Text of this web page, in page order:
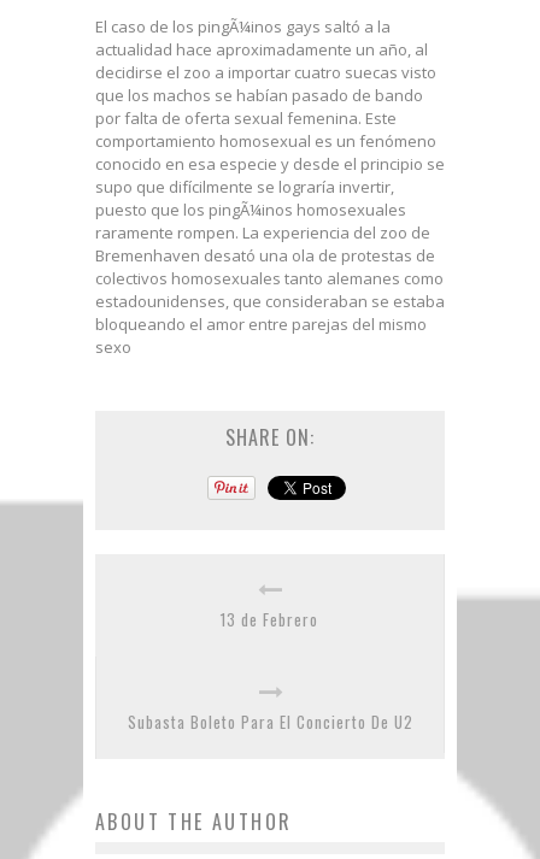
El caso de los pingÃ¼inos gays saltó a la
actualidad hace aproximadamente un año, al
decidirse el zoo a importar cuatro suecas visto
que los machos se habían pasado de bando
por falta de oferta sexual femenina. Este
comportamiento homosexual es un fenómeno
conocido en esa especie y desde el principio se
supo que difícilmente se lograría invertir,
puesto que los pingÃ¼inos homosexuales
raramente rompen. La experiencia del zoo de
Bremenhaven desató una ola de protestas de
colectivos homosexuales tanto alemanes como
estadounidenses, que consideraban se estaba
bloqueando el amor entre parejas del mismo
sexo
SHARE ON:
13 de Febrero
Subasta Boleto Para El Concierto De U2
ABOUT THE AUTHOR